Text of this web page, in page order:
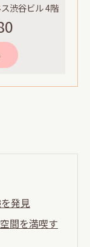
渋谷ビル 4階
発見
間を満喫す